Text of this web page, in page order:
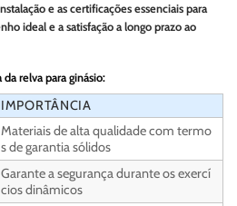
e as certificações essenciais para
ideal e a satisfação a longo prazo ao
relva para ginásio:
IMPORTÂNCIA
Materiais de alta qualidade com termo
s de garantia sólidos
Garante a segurança durante os exercí
cios dinâmicos